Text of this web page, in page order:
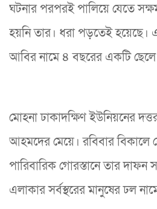
ঘটনার পরপরই পালিয়ে যেতে
হয়নি তার। ধরা পড়তেই হয়েছে।
আবির নামে ৪ বছরের একটি
মোহনা ঢাকাদক্ষিণ ইউনিয়নের
আহমদের মেয়ে। রবিবার বিকালে
পারিবারিক গোরস্তানে তার দাফন
এলাকার সর্বস্থরের মানুষের ঢল